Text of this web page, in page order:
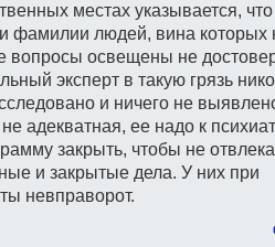
местах указывается,
фамилии людей, вина которых
вопросы освещены не
эксперт в такую грязь
и ничего не
адекватная, ее надо к
закрыть, чтобы не
и закрытые дела. У них при
невправорот.